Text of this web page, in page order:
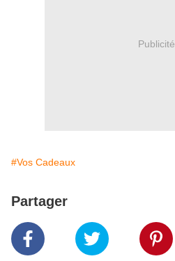
Publicité
#Vos Cadeaux
Partager